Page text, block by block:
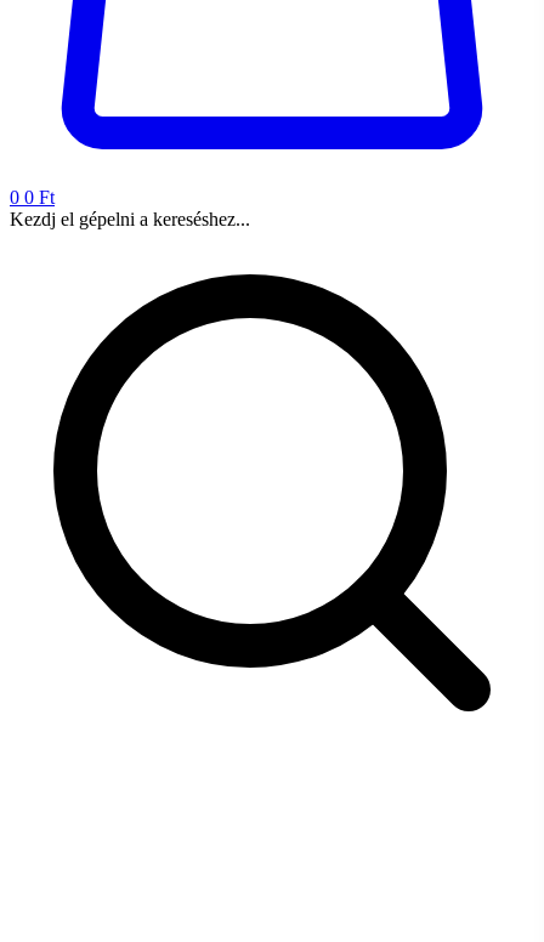
0 0 Ft
Kezdj el gépelni a kereséshez...